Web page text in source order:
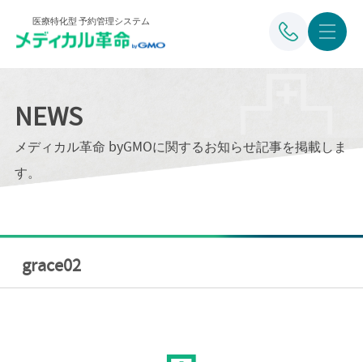
医療特化型 予約管理システム
NEWS
メディカル革命 byGMOに関するお知らせ記事を掲載しま
す。
grace02